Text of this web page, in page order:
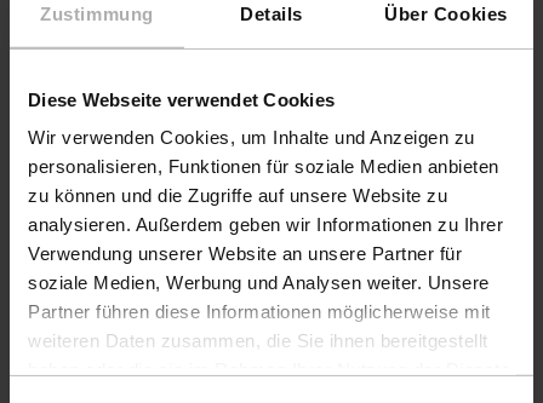
Zustimmung Details Über Cookies
Diese Webseite verwendet Cookies
Wir verwenden Cookies, um Inhalte und Anzeigen zu
personalisieren, Funktionen für soziale Medien anbieten
zu können und die Zugriffe auf unsere Website zu
analysieren. Außerdem geben wir Informationen zu Ihrer
Verwendung unserer Website an unsere Partner für
soziale Medien, Werbung und Analysen weiter. Unsere
Partner führen diese Informationen möglicherweise mit
weiteren Daten zusammen, die Sie ihnen bereitgestellt
Productos